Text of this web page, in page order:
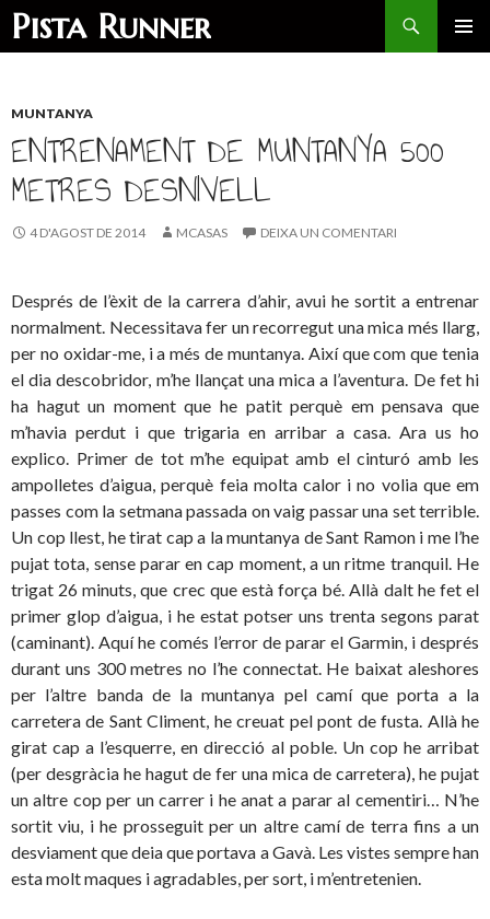
Pista Runner
Search
SKIP
MUNTANYA
ENTRENAMENT DE MUNTANYA 500
METRES DESNIVELL
4 D'AGOST DE 2014 MCASAS DEIXA UN COMENTARI
Després de l’èxit de la carrera d’ahir, avui he sortit a entrenar
normalment. Necessitava fer un recorregut una mica més llarg,
per no oxidar-me, i a més de muntanya. Així que com que tenia
el dia descobridor, m’he llançat una mica a l’aventura. De fet hi
ha hagut un moment que he patit perquè em pensava que
m’havia perdut i que trigaria en arribar a casa. Ara us ho
explico. Primer de tot m’he equipat amb el cinturó amb les
ampolletes d’aigua, perquè feia molta calor i no volia que em
passes com la setmana passada on vaig passar una set terrible.
Un cop llest, he tirat cap a la muntanya de Sant Ramon i me l’he
pujat tota, sense parar en cap moment, a un ritme tranquil. He
trigat 26 minuts, que crec que està força bé. Allà dalt he fet el
primer glop d’aigua, i he estat potser uns trenta segons parat
(caminant). Aquí he comés l’error de parar el Garmin, i després
durant uns 300 metres no l’he connectat. He baixat aleshores
per l’altre banda de la muntanya pel camí que porta a la
carretera de Sant Climent, he creuat pel pont de fusta. Allà he
girat cap a l’esquerre, en direcció al poble. Un cop he arribat
(per desgràcia he hagut de fer una mica de carretera), he pujat
un altre cop per un carrer i he anat a parar al cementiri… N’he
sortit viu, i he prosseguit per un altre camí de terra fins a un
desviament que deia que portava a Gavà. Les vistes sempre han
esta molt maques i agradables, per sort, i m’entretenien.